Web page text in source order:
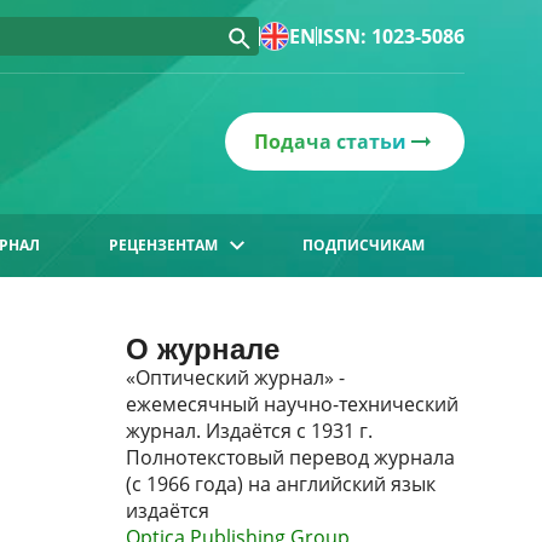
ENISSN: 1023-5086
Подача статьи
РЕЦЕНЗЕНТАМ ПОДПИСЧИКАМ
О журнале
«Оптический журнал» -
ежемесячный научно-технический
журнал. Издаётся с 1931 г.
Полнотекстовый перевод журнала
(с 1966 года) на английский язык
издаётся